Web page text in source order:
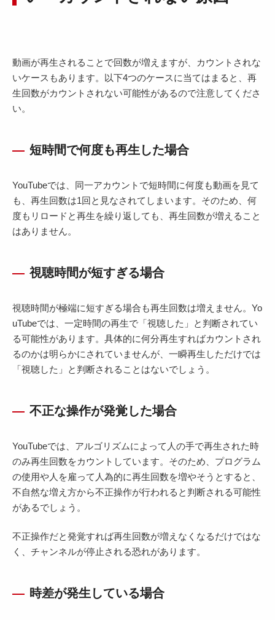
動画が再生されることで回数が増えますが、カウントされな
いケースもあります。以下4つのケースに当てはまると、再
生回数がカウントされない可能性があるので注意してくださ
い。
短時間で何度も再生した場合
YouTubeでは、同一アカウントで短時間に何度も動画を見て
も、再生回数は1回と見なされてしまいます。そのため、何
度もリロードと再生を繰り返しても、再生回数が増えること
はありません。
視聴時間が短すぎる場合
視聴時間が極端に短すぎる場合も再生回数は増えません。Yo
uTubeでは、一定時間の再生で「視聴した」と判断されてい
る可能性があります。具体的に何分再生すればカウントされ
るのかは明らかにされていませんが、一瞬再生しただけでは
「視聴した」と判断されることはないでしょう。
不正な操作が発覚した場合
YouTubeでは、アルゴリズムによって人の手で再生された時
のみ再生回数をカウントしています。そのため、プログラム
の使用や人を雇って人為的に再生回数を増やそうとすると、
不自然な増え方から不正操作が行われると判断される可能性
があるでしょう。
不正操作だと発覚すれば再生回数が増えなくなるだけではな
く、チャンネルが停止される恐れがあります。
時差が発生している場合